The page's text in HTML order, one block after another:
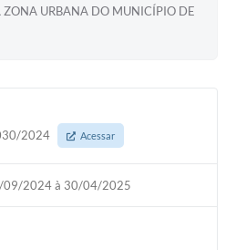
URBANA DO MUNICÍPIO DE
2024
Acessar
09/2024 à 30/04/2025